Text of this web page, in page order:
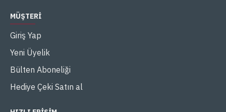
MÜŞTERI
Giriş Yap
Yeni Üyelik
Bülten Aboneliği
Hediye Çeki Satın al